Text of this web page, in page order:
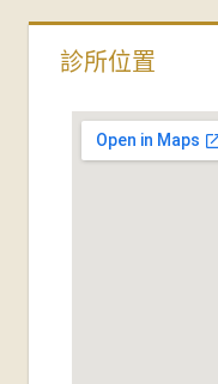
診所位置